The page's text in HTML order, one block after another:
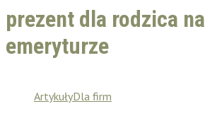
prezent dla rodzica na
emeryturze
ArtykułyDla firm